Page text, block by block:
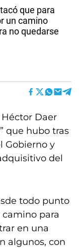
que para
un camino
no quedarse
Héctor Daer
que hubo tras
Gobierno y
del
todo punto
para
en una
algunos, con